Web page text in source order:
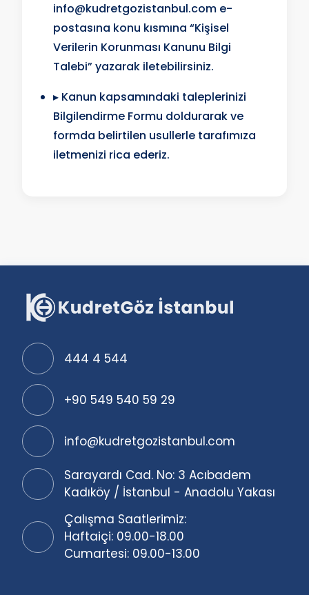
info@kudretgozistanbul.com e-
postasına konu kısmına “Kişisel
Verilerin Korunması Kanunu Bilgi
Talebi” yazarak iletebilirsiniz.
▸ Kanun kapsamındaki taleplerinizi
Bilgilendirme Formu doldurarak ve
formda belirtilen usullerle tarafımıza
iletmenizi rica ederiz.
444 4 544
+90 549 540 59 29
info@kudretgozistanbul.com
Sarayardı Cad. No: 3 Acıbadem
Kadıköy / İstanbul - Anadolu Yakası
Çalışma Saatlerimiz:
Haftaiçi: 09.00-18.00
Cumartesi: 09.00-13.00